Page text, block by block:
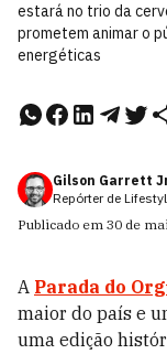
estará no trio da
prometem animar o
energéticas
Gilson Garrett
Repórter de
Publicado em 30 de
A Parada do
maior do país e
uma edição